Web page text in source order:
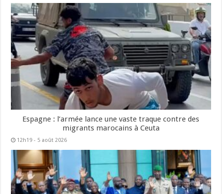
Espagne : l’armée lance une vaste traque contre des
migrants marocains à Ceuta
12h19 - 5 août 2026